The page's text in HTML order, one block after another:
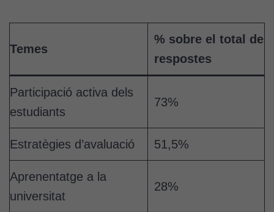
Temes
% sobre el total de
respostes
Participació activa dels
estudiants
73%
Estratègies d’avaluació 51,5%
Aprenentatge a la
universitat
28%